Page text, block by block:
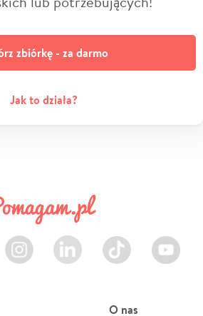
zbiórkę - za darmo
Jak to działa?
Instagram LinkedIn TikTok Youtube
O nas